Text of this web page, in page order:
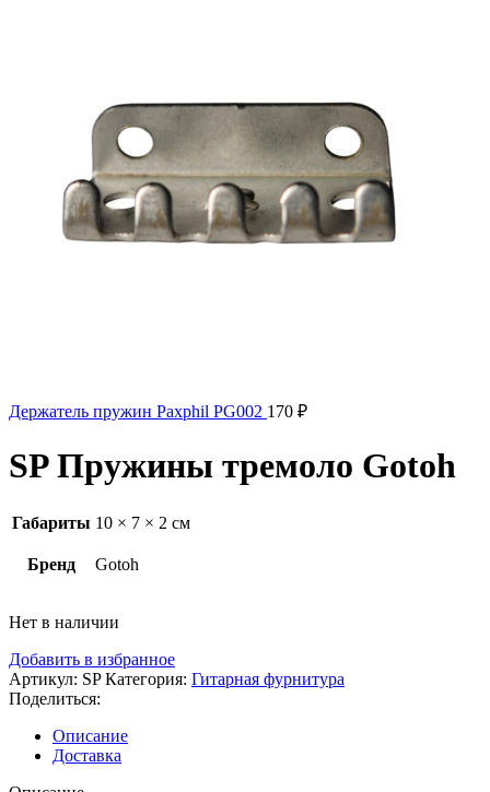
Держатель пружин Paxphil PG002 170 ₽
SP Пружины тремоло Gotoh
Габариты 10 × 7 × 2 см
Бренд Gotoh
Нет в наличии
Добавить в избранное
Артикул: SPКатегория: Гитарная фурнитура
Поделиться:
Описание
Доставка